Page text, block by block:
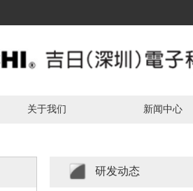
关于我们 新闻中心
研发动态